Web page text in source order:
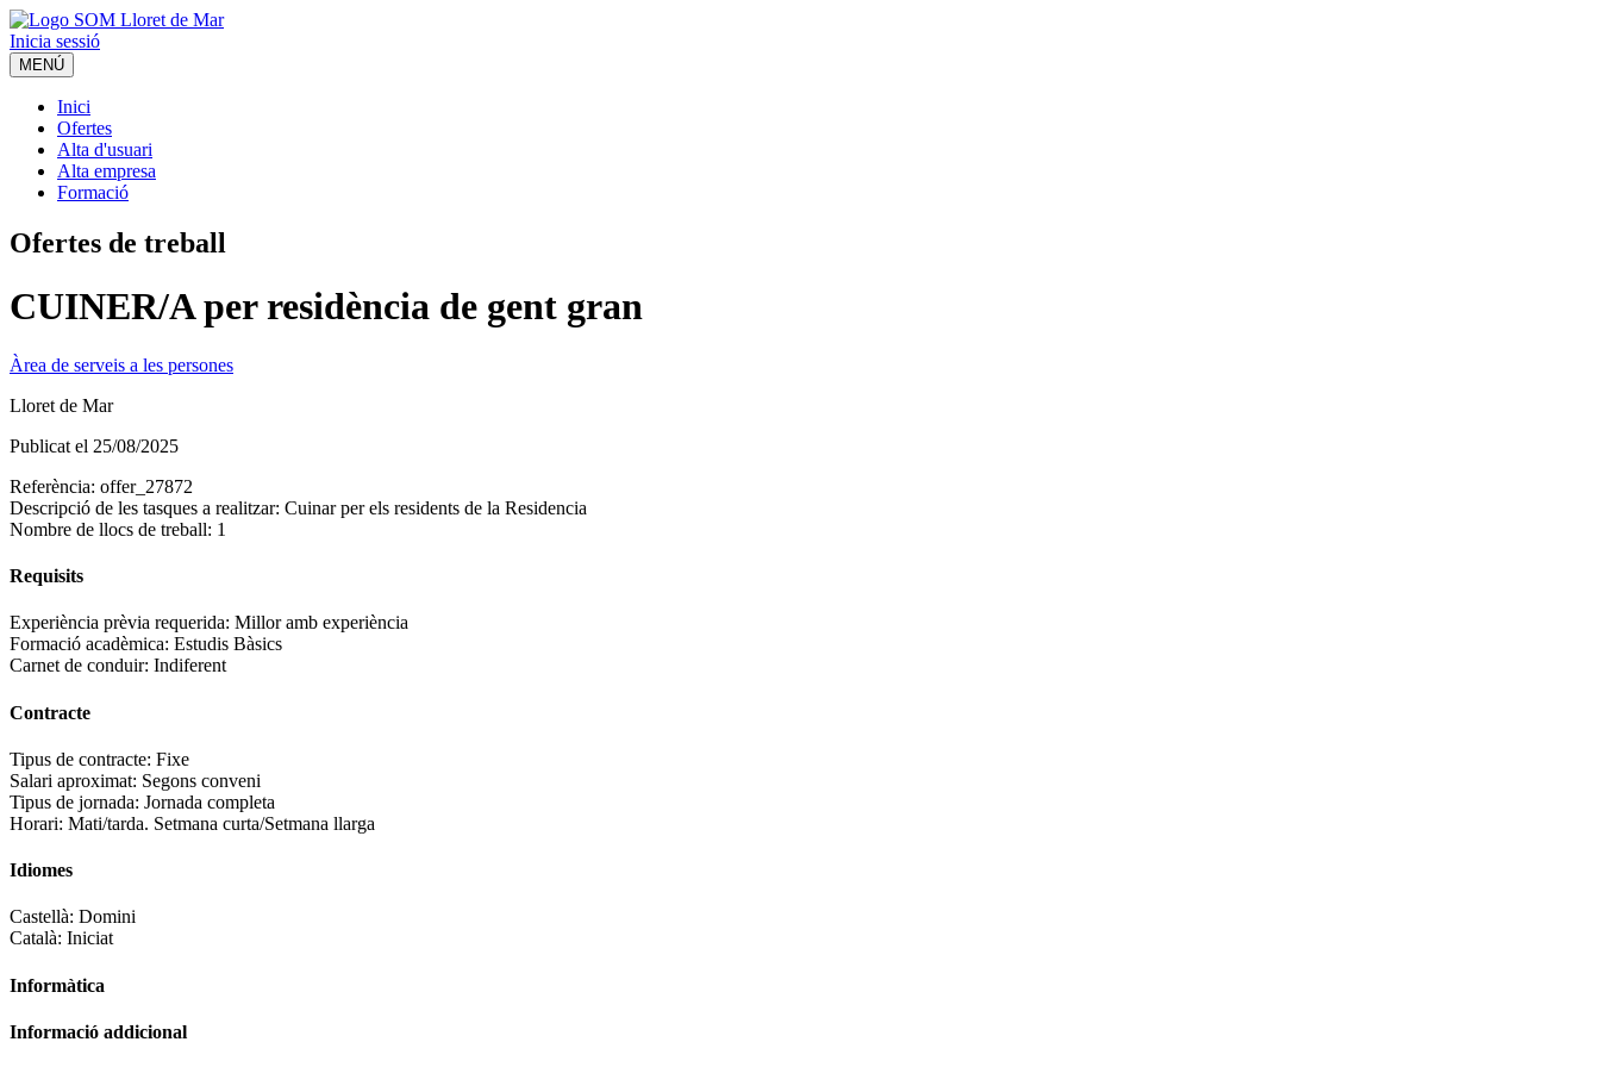
Inicia sessió
MENÚ
Inici
Ofertes
Alta d'usuari
Alta empresa
Formació
Ofertes de treball
CUINER/A per residència de gent gran
Àrea de serveis a les persones
Lloret de Mar
Publicat el 25/08/2025
Referència: offer_27872
Descripció de les tasques a realitzar: Cuinar per els residents de la Residencia
Nombre de llocs de treball: 1
Requisits
Experiència prèvia requerida: Millor amb experiència
Formació acadèmica: Estudis Bàsics
Carnet de conduir: Indiferent
Contracte
Tipus de contracte: Fixe
Salari aproximat: Segons conveni
Tipus de jornada: Jornada completa
Horari: Mati/tarda. Setmana curta/Setmana llarga
Idiomes
Castellà: Domini
Català: Iniciat
Informàtica
Informació addicional